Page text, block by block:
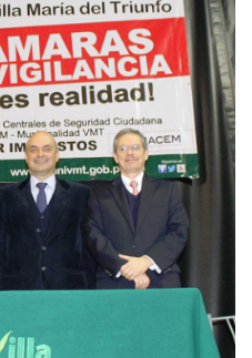
Triunfo juntos por la
2014